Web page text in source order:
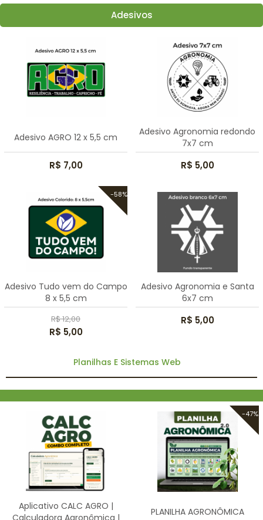
Adesivos
Adesivo AGRO 12 x 5,5 cm
R$ 7,00
Adesivo Agronomia redondo
7x7 cm
R$ 5,00
-58%
Adesivo Tudo vem do Campo
8 x 5,5 cm
R$ 12,00
R$ 5,00
Adesivo Agronomia e Santa
6x7 cm
R$ 5,00
Planilhas E Sistemas Web
Aplicativo CALC AGRO |
-47%
PLANILHA AGRONÔMICA